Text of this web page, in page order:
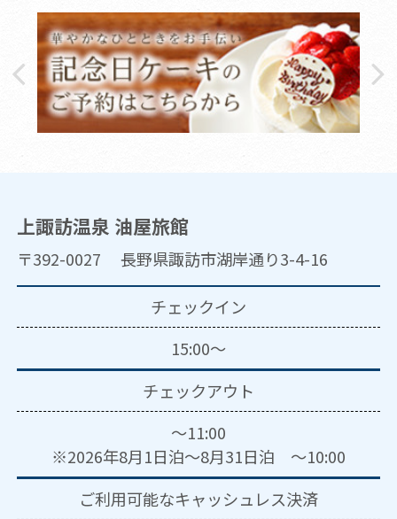
上諏訪温泉 油屋旅館
〒392-0027 長野県諏訪市湖岸通り3-4-16
チェックイン
15:00～
チェックアウト
～11:00
※2026年8月1日泊～8月31日泊 ～10:00
ご利用可能なキャッシュレス決済